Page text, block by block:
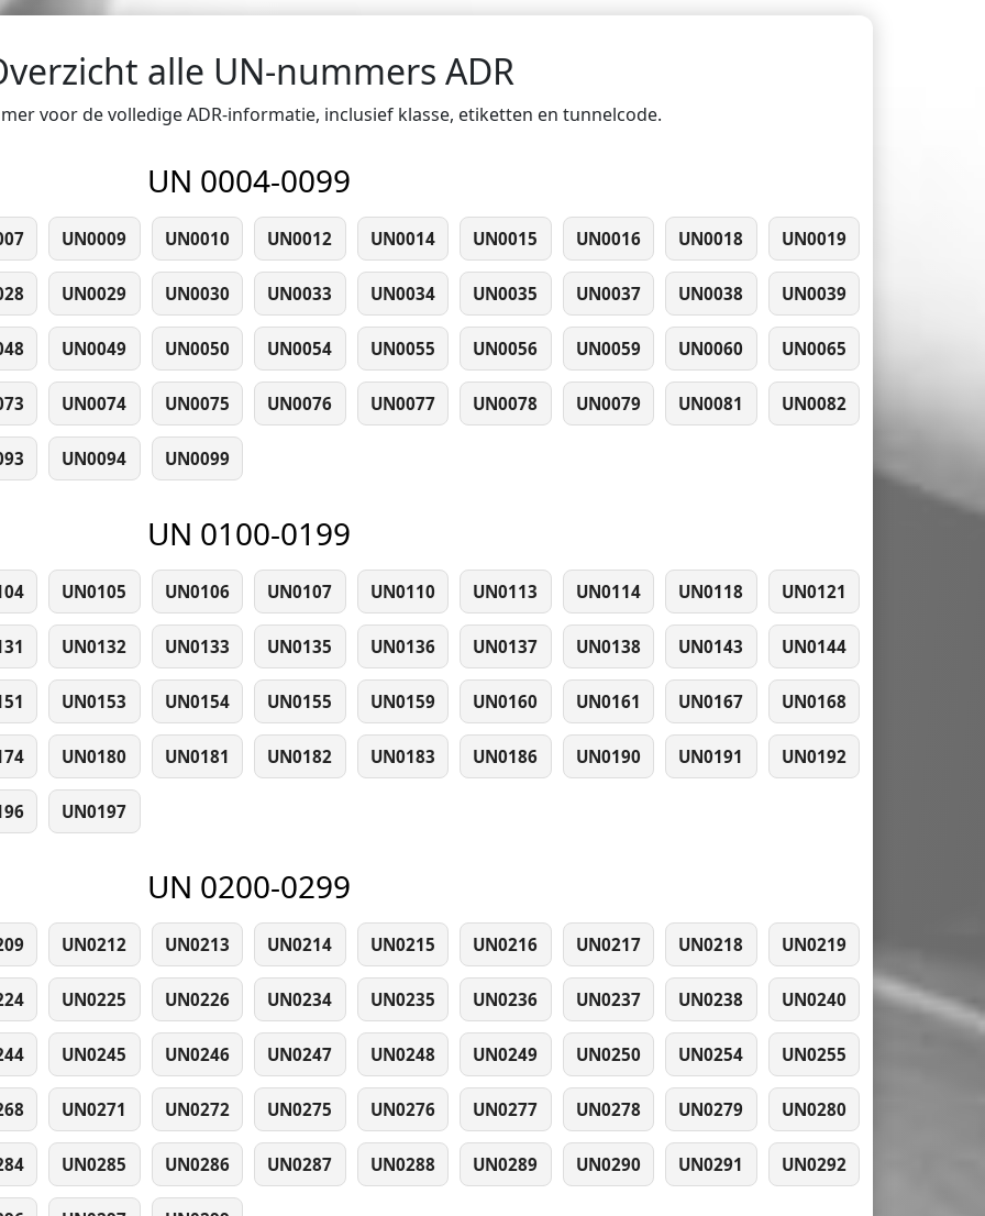
alle UN-nummers ADR
voor de volledige ADR-informatie, inclusief klasse, etiketten en tunnelcode.
UN 0004-0099
UN0009 UN0010 UN0012 UN0014 UN0015 UN0016 UN0018 UN0019
UN0029 UN0030 UN0033 UN0034 UN0035 UN0037 UN0038 UN0039
UN0049 UN0050 UN0054 UN0055 UN0056 UN0059 UN0060 UN0065
UN0074 UN0075 UN0076 UN0077 UN0078 UN0079 UN0081 UN0082
UN0094 UN0099
UN 0100-0199
UN0105 UN0106 UN0107 UN0110 UN0113 UN0114 UN0118 UN0121
UN0132 UN0133 UN0135 UN0136 UN0137 UN0138 UN0143 UN0144
UN0153 UN0154 UN0155 UN0159 UN0160 UN0161 UN0167 UN0168
UN0180 UN0181 UN0182 UN0183 UN0186 UN0190 UN0191 UN0192
UN0197
UN 0200-0299
UN0212 UN0213 UN0214 UN0215 UN0216 UN0217 UN0218 UN0219
UN0225 UN0226 UN0234 UN0235 UN0236 UN0237 UN0238 UN0240
UN0245 UN0246 UN0247 UN0248 UN0249 UN0250 UN0254 UN0255
UN0271 UN0272 UN0275 UN0276 UN0277 UN0278 UN0279 UN0280
UN0285 UN0286 UN0287 UN0288 UN0289 UN0290 UN0291 UN0292